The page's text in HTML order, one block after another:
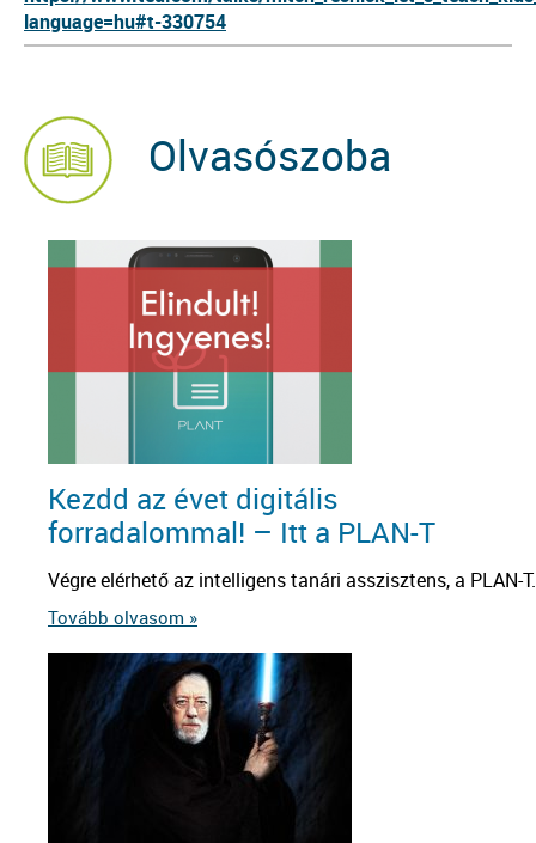
language=hu#t-330754
Olvasószoba
Kezdd az évet digitális
forradalommal! – Itt a PLAN-T
Végre elérhető az intelligens tanári asszisztens, a PLAN-T.
Tovább olvasom »